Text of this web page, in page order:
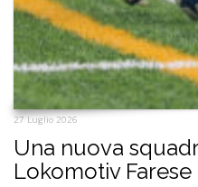
27 Luglio 2026
Una nuova
Lokomotiv Farese